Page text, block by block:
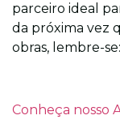
parceiro ideal
da próxima vez
obras, lembre-
Conheça nosso